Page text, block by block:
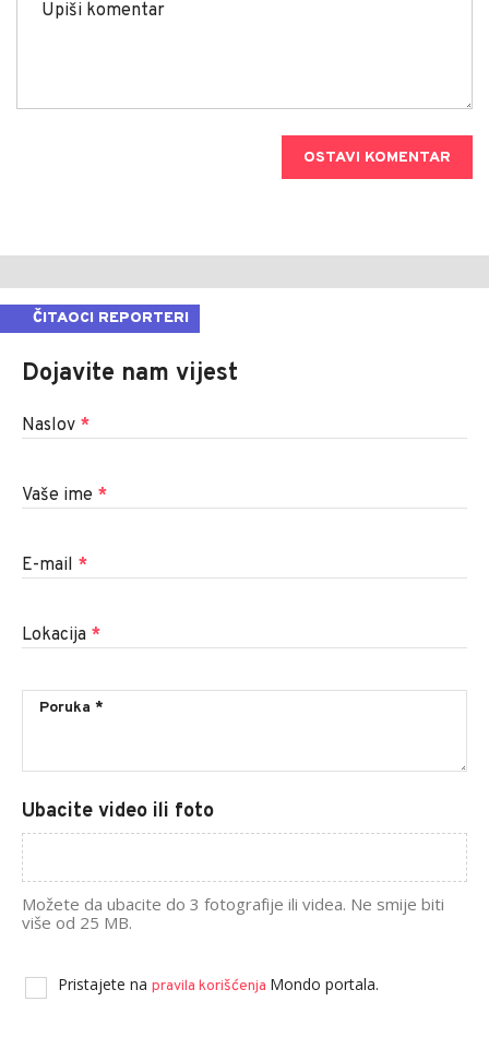
OSTAVI KOMENTAR
ČITAOCI REPORTERI
Dojavite nam vijest
Naslov *
Vaše ime *
E-mail *
Lokacija *
Ubacite video ili foto
Možete da ubacite do 3 fotografije ili videa. Ne smije biti
više od 25 MB.
Pristajete na pravila korišćenja Mondo portala.